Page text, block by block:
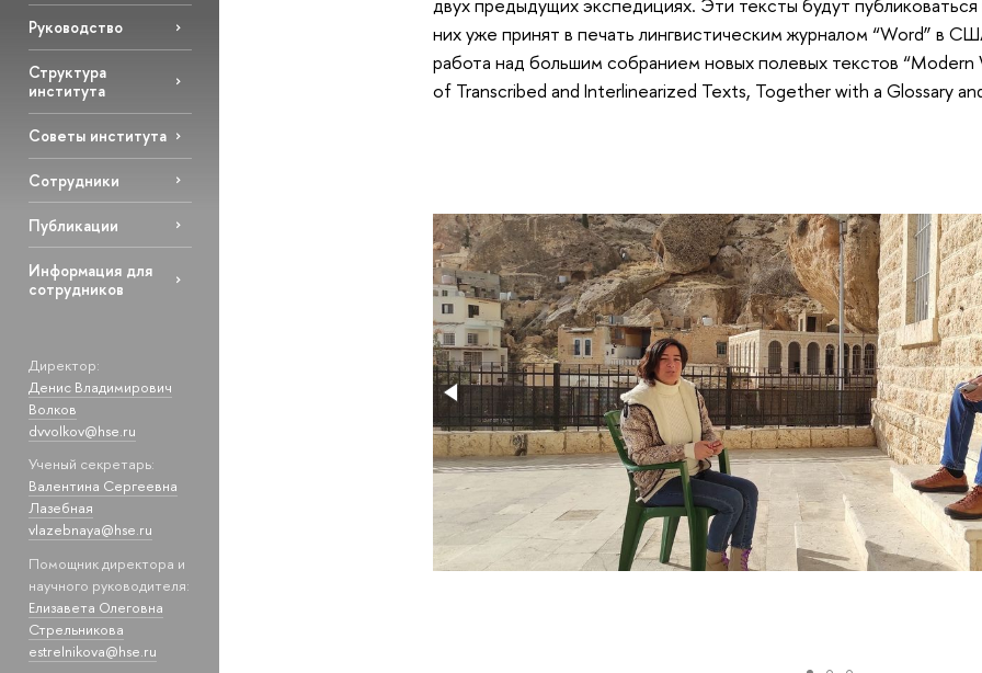
Руководство
Структура
института
Советы института
Сотрудники
Публикации
Информация для
сотрудников
Директор:
Денис Владимирович
Волков
dvvolkov@hse.ru
Ученый секретарь:
Валентина Сергеевна
Лазебная
vlazebnaya@hse.ru
Помощник директора и
научного руководителя:
Елизавета Олеговна
Стрельникова
estrelnikova@hse.ru
них уже принят в печать лингвистическим журналом “Word” в
работа над большим собранием новых полевых текстов
of Transcribed and Interlinearized Texts, Together with a Glossary